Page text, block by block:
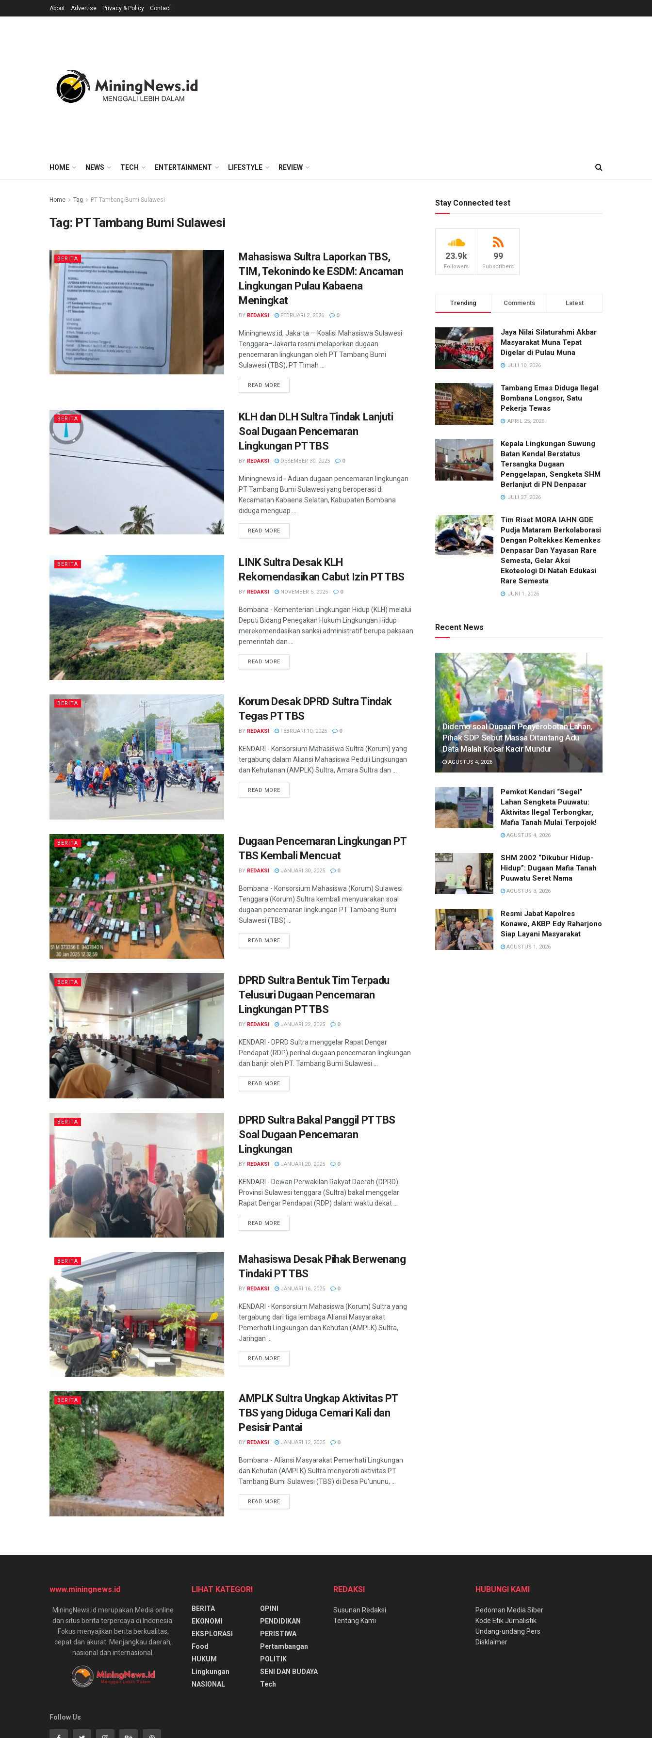
About Advertise Privacy & Policy Contact
HOME NEWS TECH ENTERTAINMENT LIFESTYLE REVIEW
Home Tag PT Tambang Bumi Sulawesi
Tag: PT Tambang Bumi Sulawesi
BERITA
Mahasiswa Sultra Laporkan TBS,
TIM, Tekonindo ke ESDM: Ancaman
Lingkungan Pulau Kabaena
Meningkat
BY REDAKSI FEBRUARI 2, 2026 0
Miningnews.id, Jakarta — Koalisi Mahasiswa Sulawesi
Tenggara–Jakarta resmi melaporkan dugaan
pencemaran lingkungan oleh PT Tambang Bumi
Sulawesi (TBS), PT Timah ...
READ MORE
BERITA
KLH dan DLH Sultra Tindak Lanjuti
Soal Dugaan Pencemaran
Lingkungan PT TBS
BY REDAKSI DESEMBER 30, 2025 0
Miningnews.id - Aduan dugaan pencemaran lingkungan
PT Tambang Bumi Sulawesi yang beroperasi di
Kecamatan Kabaena Selatan, Kabupaten Bombana
diduga menguap ...
READ MORE
BERITA
LINK Sultra Desak KLH
Rekomendasikan Cabut Izin PT TBS
BY REDAKSI NOVEMBER 5, 2025 0
Bombana - Kementerian Lingkungan Hidup (KLH) melalui
Deputi Bidang Penegakan Hukum Lingkungan Hidup
merekomendasikan sanksi administratif berupa paksaan
pemerintah dan ...
READ MORE
BERITA
Korum Desak DPRD Sultra Tindak
Tegas PT TBS
BY REDAKSI FEBRUARI 10, 2025 0
KENDARI - Konsorsium Mahasiswa Sultra (Korum) yang
tergabung dalam Aliansi Mahasiswa Peduli Lingkungan
dan Kehutanan (AMPLK) Sultra, Amara Sultra dan ...
READ MORE
BERITA
Dugaan Pencemaran Lingkungan PT
TBS Kembali Mencuat
BY REDAKSI JANUARI 30, 2025 0
Bombana - Konsorsium Mahasiswa (Korum) Sulawesi
Tenggara (Korum) Sultra kembali menyuarakan soal
dugaan pencemaran lingkungan PT Tambang Bumi
Sulawesi (TBS) ...
READ MORE
BERITA
DPRD Sultra Bentuk Tim Terpadu
Telusuri Dugaan Pencemaran
Lingkungan PT TBS
BY REDAKSI JANUARI 22, 2025 0
KENDARI - DPRD Sultra menggelar Rapat Dengar
Pendapat (RDP) perihal dugaan pencemaran lingkungan
dan banjir oleh PT. Tambang Bumi Sulawesi ...
READ MORE
BERITA
DPRD Sultra Bakal Panggil PT TBS
Soal Dugaan Pencemaran
Lingkungan
BY REDAKSI JANUARI 20, 2025 0
KENDARI - Dewan Perwakilan Rakyat Daerah (DPRD)
Provinsi Sulawesi tenggara (Sultra) bakal menggelar
Rapat Dengar Pendapat (RDP) dalam waktu dekat ...
READ MORE
BERITA
Mahasiswa Desak Pihak Berwenang
Tindaki PT TBS
BY REDAKSI JANUARI 16, 2025 0
KENDARI - Konsorsium Mahasiswa (Korum) Sultra yang
tergabung dari tiga lembaga Aliansi Masyarakat
Pemerhati Lingkungan dan Kehutan (AMPLK) Sultra,
Jaringan ...
READ MORE
BERITA
AMPLK Sultra Ungkap Aktivitas PT
TBS yang Diduga Cemari Kali dan
Pesisir Pantai
BY REDAKSI JANUARI 12, 2025 0
Bombana - Aliansi Masyarakat Pemerhati Lingkungan
dan Kehutan (AMPLK) Sultra menyoroti aktivitas PT
Tambang Bumi Sulawesi (TBS) di Desa Pu'ununu, ...
READ MORE
Stay Connected test
23.9k
Followers
99
Subscribers
Trending Comments Latest
Jaya Nilai Silaturahmi Akbar
Masyarakat Muna Tepat
Digelar di Pulau Muna
JULI 10, 2026
Tambang Emas Diduga Ilegal
Bombana Longsor, Satu
Pekerja Tewas
APRIL 25, 2026
Kepala Lingkungan Suwung
Batan Kendal Berstatus
Tersangka Dugaan
Penggelapan, Sengketa SHM
Berlanjut di PN Denpasar
JULI 27, 2026
Tim Riset MORA IAHN GDE
Pudja Mataram Berkolaborasi
Dengan Poltekkes Kemenkes
Denpasar Dan Yayasan Rare
Semesta, Gelar Aksi
Ekoteologi Di Natah Edukasi
Rare Semesta
JUNI 1, 2026
Recent News
Didemo soal Dugaan Penyerobotan Lahan,
Pihak SDP Sebut Massa Ditantang Adu
Data Malah Kocar Kacir Mundur
AGUSTUS 4, 2026
Pemkot Kendari “Segel”
Lahan Sengketa Puuwatu:
Aktivitas Ilegal Terbongkar,
Mafia Tanah Mulai Terpojok!
AGUSTUS 4, 2026
SHM 2002 “Dikubur Hidup-
Hidup”: Dugaan Mafia Tanah
Puuwatu Seret Nama
AGUSTUS 3, 2026
Resmi Jabat Kapolres
Konawe, AKBP Edy Raharjono
Siap Layani Masyarakat
AGUSTUS 1, 2026
www.miningnews.id
MiningNews.id merupakan Media online
dan situs berita terpercaya di Indonesia.
Fokus menyajikan berita berkualitas,
cepat dan akurat. Menjangkau daerah,
nasional dan internasional.
Follow Us
LIHAT KATEGORI
BERITA
EKONOMI
EKSPLORASI
Food
HUKUM
Lingkungan
NASIONAL
OPINI
PENDIDIKAN
PERISTIWA
Pertambangan
POLITIK
SENI DAN BUDAYA
Tech
REDAKSI
Susunan Redaksi
Tentang Kami
HUBUNGI KAMI
Pedoman Media Siber
Kode Etik Jurnalistik
Undang-undang Pers
Disklaimer